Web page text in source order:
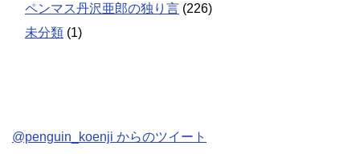
ペンマス丹沢亜郎の独り言 (226)
未分類 (1)
@penguin_koenji からのツイート